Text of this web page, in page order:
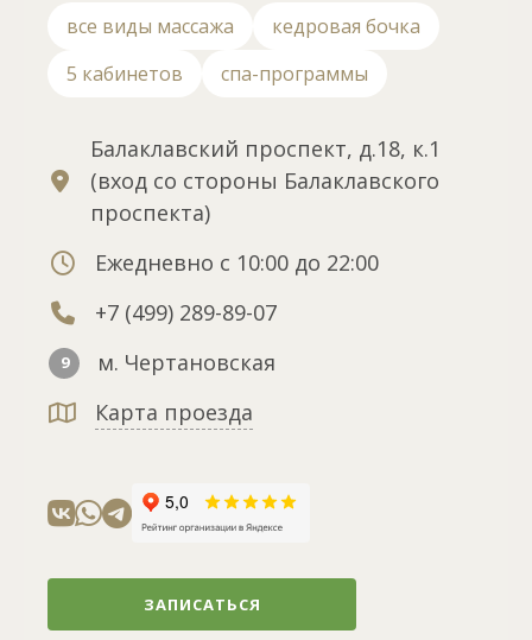
все виды массажа
кедровая бочка
5 кабинетов
спа-программы
Балаклавский проспект, д.18, к.1
(вход со стороны Балаклавского
проспекта)
Ежедневно с 10:00 до 22:00
+7 (499) 289-89-07
9
м. Чертановская
Карта проезда
ЗАПИСАТЬСЯ